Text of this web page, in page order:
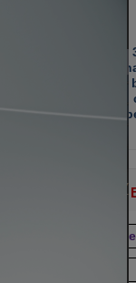
COVER
Alfa
transformat un
Botoşani într-
bursă, cu
URMĂREȘTE
Urmărește